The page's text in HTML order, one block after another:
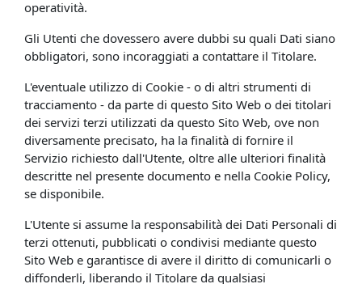
operatività.
Gli Utenti che dovessero avere dubbi su quali Dati siano
obbligatori, sono incoraggiati a contattare il Titolare.
L'eventuale utilizzo di Cookie - o di altri strumenti di
tracciamento - da parte di questo Sito Web o dei titolari
dei servizi terzi utilizzati da questo Sito Web, ove non
diversamente precisato, ha la finalità di fornire il
Servizio richiesto dall'Utente, oltre alle ulteriori finalità
descritte nel presente documento e nella Cookie Policy,
se disponibile.
L'Utente si assume la responsabilità dei Dati Personali di
terzi ottenuti, pubblicati o condivisi mediante questo
Sito Web e garantisce di avere il diritto di comunicarli o
diffonderli, liberando il Titolare da qualsiasi